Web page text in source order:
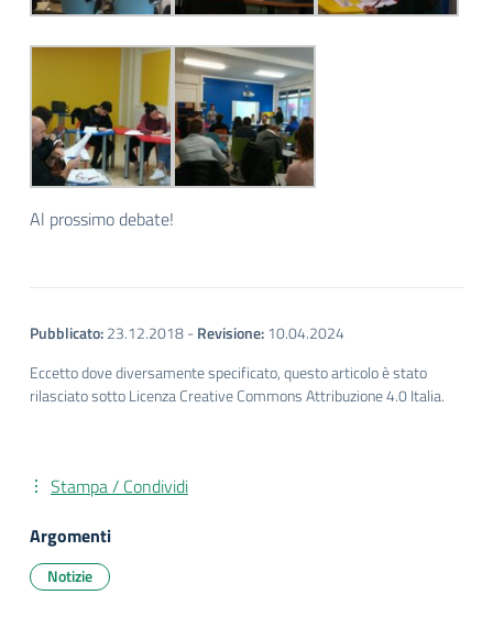
Al prossimo debate!
Pubblicato:23.12.2018-Revisione:10.04.2024
Eccetto dove diversamente specificato, questo articolo è stato
rilasciato sotto Licenza Creative Commons Attribuzione 4.0 Italia.
Stampa / Condividi
Argomenti
Notizie